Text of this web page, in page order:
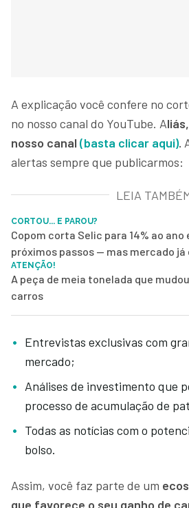
A explicação você confere no
no nosso canal do YouTube. A
nosso canal (basta clicar aqui).
alertas sempre que publicarmos:
LEIA
CORTOU... E PAROU?
Copom corta Selic para 14% ao
próximos passos — mas mercado
ATENÇÃO!
A peça de meia tonelada que
carros
Entrevistas exclusivas com
mercado;
Análises de investimento que
processo de acumulação de
Todas as notícias com o
bolso.
Assim, você faz parte de um
que favorece o seu ganho de